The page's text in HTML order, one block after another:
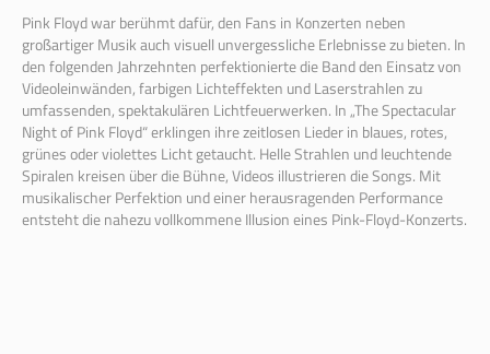
Pink Floydwar berühmt dafür, den Fans in Konzerten neben
großartiger Musik auch visuell unvergessliche Erlebnisse zu bieten. In
den folgenden Jahrzehnten perfektionierte die Band den Einsatz von
Videoleinwänden, farbigen Lichteffekten und Laserstrahlen zu
umfassenden, spektakulären Lichtfeuerwerken. In „The Spectacular
Night of Pink Floyd“ erklingen ihre zeitlosen Lieder in blaues, rotes,
grünes oder violettes Licht getaucht. Helle Strahlen und leuchtende
Spiralen kreisen über die Bühne, Videos illustrieren die Songs. Mit
musikalischer Perfektion und einer herausragenden Performance
entsteht die nahezu vollkommene Illusion eines Pink-Floyd-Konzerts.